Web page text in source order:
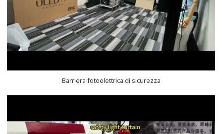
Barriera fotoelettrica di sicurezza